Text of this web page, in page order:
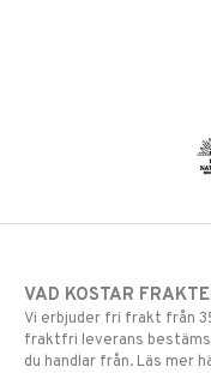
VAD KOSTAR
Vi erbjuder fri frakt från
fraktfri leverans
du handlar från. Läs mer